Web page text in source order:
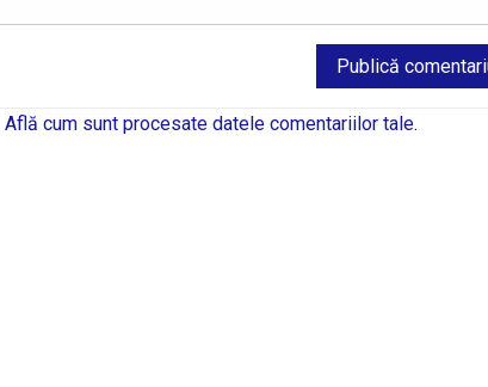
Află cum sunt procesate datele comentariilor tale.